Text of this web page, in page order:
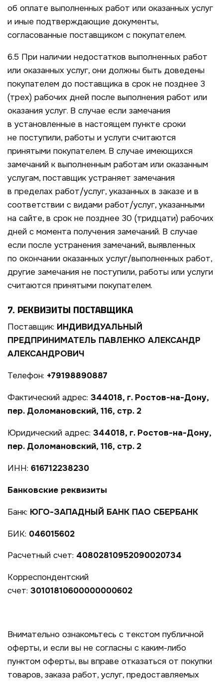
об оплате выполненных работ или оказанных услуг
и иные подтверждающие документы,
согласованные поставщиком с покупателем.
6.5 При наличии недостатков выполненных работ
или оказанных услуг, они должны быть доведены
покупателем до поставщика в срок не позднее 3
(трех) рабочих дней после выполнения работ или
оказания услуг. В случае если замечания
в установленные в настоящем пункте сроки
не поступили, работы и услуги считаются
принятыми покупателем. В случае имеющихся
замечаний к выполненным работам или оказанным
услугам, поставщик устраняет замечания
в пределах работ/услуг, указанных в заказе и в
соответствии с видами работ/услуг, указанными
на сайте, в срок не позднее 30 (тридцати) рабочих
дней с момента получения замечаний. В случае
если после устранения замечаний, выявленных
по окончании оказанных услуг/выполненных работ,
другие замечания не поступили, работы или услуги
считаются принятыми покупателем.
7. РЕКВИЗИТЫ ПОСТАВЩИКА
Поставщик: ИНДИВИДУАЛЬНЫЙ
ПРЕДПРИНИМАТЕЛЬ ПАВЛЕНКО АЛЕКСАНДР
АЛЕКСАНДРОВИЧ
Телефон: +79198890887
Фактический адрес: 344018, г. Ростов-на-Дону,
пер. Доломановский, 116, стр. 2
Юридический адрес: 344018, г. Ростов-на-Дону,
пер. Доломановский, 116, стр. 2
ИНН: 616712238230
Банковские реквизиты
Банк: ЮГО-ЗАПАДНЫЙ БАНК ПАО СБЕРБАНК
БИК: 046015602
Расчетный счет: 40802810952090020734
Корреспондентский
счет: 30101810600000000602
Внимательно ознакомьтесь с текстом публичной
оферты, и если вы не согласны с каким-либо
пунктом оферты, вы вправе отказаться от покупки
товаров, заказа работ, услуг, предоставляемых